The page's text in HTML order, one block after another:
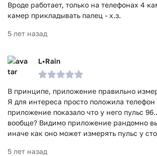
Вроде работает, только на телефонах 4
камер прикладывать палец - х.з.
5 лет назад
L•Rain
В принципе, приложение правильно
Я для интереса просто положила телефон
приложение показало что у него пульс
вообще? Видимо приложение рандомно
иначе как оно может измерять пульс у
5 лет назад